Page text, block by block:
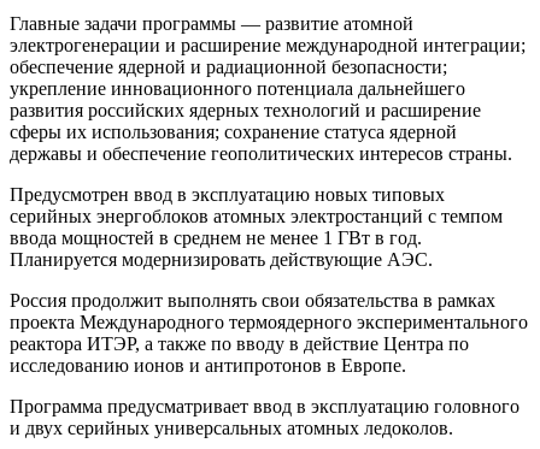
Главные задачи программы — развитие атомной
электрогенерации и расширение международной интеграции;
обеспечение ядерной и радиационной безопасности;
укрепление инновационного потенциала дальнейшего
развития российских ядерных технологий и расширение
сферы их использования; сохранение статуса ядерной
державы и обеспечение геополитических интересов страны.
Предусмотрен ввод в эксплуатацию новых типовых
серийных энергоблоков атомных электростанций с темпом
ввода мощностей в среднем не менее 1 ГВт в год.
Планируется модернизировать действующие АЭС.
Россия продолжит выполнять свои обязательства в рамках
проекта Международного термоядерного экспериментального
реактора ИТЭР, а также по вводу в действие Центра по
исследованию ионов и антипротонов в Европе.
Программа предусматривает ввод в эксплуатацию головного
и двух серийных универсальных атомных ледоколов.